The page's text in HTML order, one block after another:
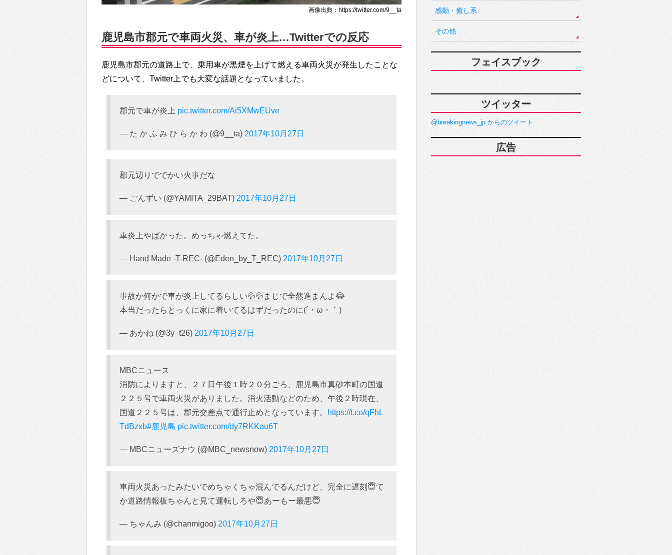
画像出典：https://twitter.com/9__ta
鹿児島市郡元で車両火災、車が炎上…Twitterでの反応
鹿児島市郡元の道路上で、乗用車が黒煙を上げて燃える車両火災が発生したことな
どについて、Twitter上でも大変な話題となっていました。
郡元で車が炎上 pic.twitter.com/Ai5XMwEUve
— た か ふ み ひ ら か わ (@9__ta) 2017年10月27日
郡元辺りででかい火事だな
— ごんずい (@YAMITA_29BAT) 2017年10月27日
車炎上やばかった。めっちゃ燃えてた。
— Hand Made -T-REC- (@Eden_by_T_REC) 2017年10月27日
事故か何かで車が炎上してるらしい💦💦まじで全然進まんよ😂
本当だったらとっくに家に着いてるはずだったのに(´・ω・｀)
— あかね (@3y_t26) 2017年10月27日
MBCニュース
消防によりますと、２７日午後１時２０分ごろ、鹿児島市真砂本町の国道
２２５号で車両火災がありました。消火活動などのため、午後２時現在、
国道２２５号は、郡元交差点で通行止めとなっています。
https://t.co/qFhL
TdBzxb#鹿児島 pic.twitter.com/dy7RKKau6T
— MBCニューズナウ (@MBC_newsnow) 2017年10月27日
車両火災あったみたいでめちゃくちゃ混んでるんだけど、完全に遅刻😇て
か道路情報板ちゃんと見て運転しろや😇あーもー最悪😇
— ちゃんみ (@chanmigoo) 2017年10月27日
感動・癒し系
その他
フェイスブック
ツイッター
@breakingnews_jp からのツイート
広告